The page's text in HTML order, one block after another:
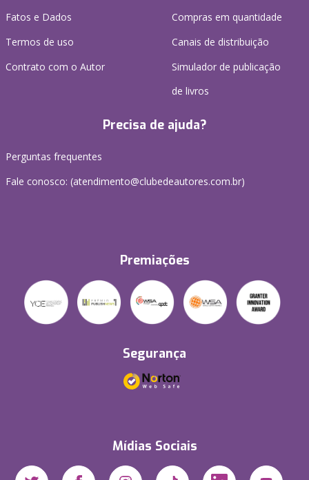
Fatos e Dados
Termos de uso
Contrato com o Autor
Compras em quantidade
Canais de distribuição
Simulador de publicação
de livros
Precisa de ajuda?
Perguntas frequentes
Fale conosco: (atendimento@clubedeautores.com.br)
Premiações
Segurança
Mídias Sociais